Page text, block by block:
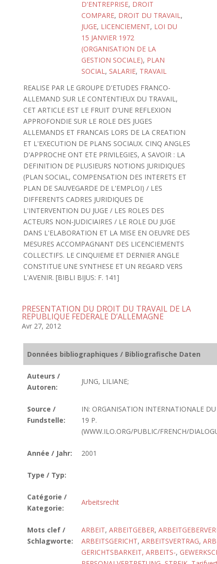
D'ENTREPRISE, DROIT
COMPARE, DROIT DU TRAVAIL,
JUGE, LICENCIEMENT, LOI DU
15 JANVIER 1972
(ORGANISATION DE LA
GESTION SOCIALE), PLAN
SOCIAL, SALARIE, TRAVAIL
REALISE PAR LE GROUPE D'ETUDES FRANCO-
ALLEMAND SUR LE CONTENTIEUX DU TRAVAIL,
CET ARTICLE EST LE FRUIT D'UNE REFLEXION
APPROFONDIE SUR LE ROLE DES JUGES
ALLEMANDS ET FRANCAIS LORS DE LA CREATION
ET L'EXECUTION DE PLANS SOCIAUX. CINQ ANGLES
D'APPROCHE ONT ETE PRIVILEGIES, A SAVOIR : LA
DEFINITION DE PLUSIEURS NOTIONS JURIDIQUES
(PLAN SOCIAL, COMPENSATION DES INTERETS ET
PLAN DE SAUVEGARDE DE L'EMPLOI) / LES
DIFFERENTS CADRES JURIDIQUES DE
L'INTERVENTION DU JUGE / LES ROLES DES
ACTEURS NON-JUDICIAIRES / LE ROLE DU JUGE
DANS L'ELABORATION ET LA MISE EN OEUVRE DES
MESURES ACCOMPAGNANT DES LICENCIEMENTS
COLLECTIFS. LE CINQUIEME ET DERNIER ANGLE
CONSTITUE UNE SYNTHESE ET UN REGARD VERS
L'AVENIR. [BIBLI BIJUS: F. 141]
PRESENTATION DU DROIT DU TRAVAIL DE LA
REPUBLIQUE FEDERALE D’ALLEMAGNE
Avr 27, 2012
Données bibliographiques / Bibliografische Daten
Auteurs /
Autoren:
JUNG, LILIANE;
Source /
Fundstelle:
IN: ORGANISATION INTERNATIONALE
19 P.
(WWW.ILO.ORG/PUBLIC/FRENCH/
Année / Jahr: 2001
Type / Typ:
Catégorie /
Kategorie:
Arbeitsrecht
Mots clef /
Schlagworte:
ARBEIT, ARBEITGEBER,
ARBEITSGERICHT, ARBEITSVERTRAG,
GERICHTSBARKEIT, ARBEITS-,